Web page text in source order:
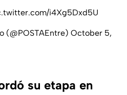
i4Xg5Dxd5U
(@POSTAEntre) October 5,
su etapa en